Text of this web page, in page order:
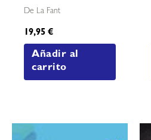
De La Fant
19,95€
Añadir al
carrito